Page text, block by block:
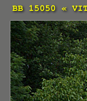
BB 15050 «